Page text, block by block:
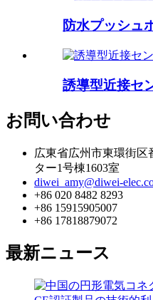
防水プッシュ
誘導型近接セ
お問い合わせ
広東省広州市東環街区
ター1号棟1603室
diwei_amy@diwei-
+86 020 8482 8293
+86 15915905007
+86 17818879072
最新ニュース